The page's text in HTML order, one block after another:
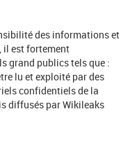
des informations et
il est fortement
grand publics tels que :
lu et exploité par des
confidentiels de la
diffusés par Wikileaks